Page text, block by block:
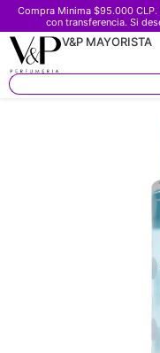
Compra Minima $95.000
con transferencia. Si
V&P MAYORISTA